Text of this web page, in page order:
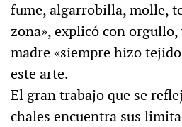
fume, algarrobilla, molle,
zona», explicó con
madre «siempre hizo
este arte.
El gran trabajo que se
chales encuentra sus